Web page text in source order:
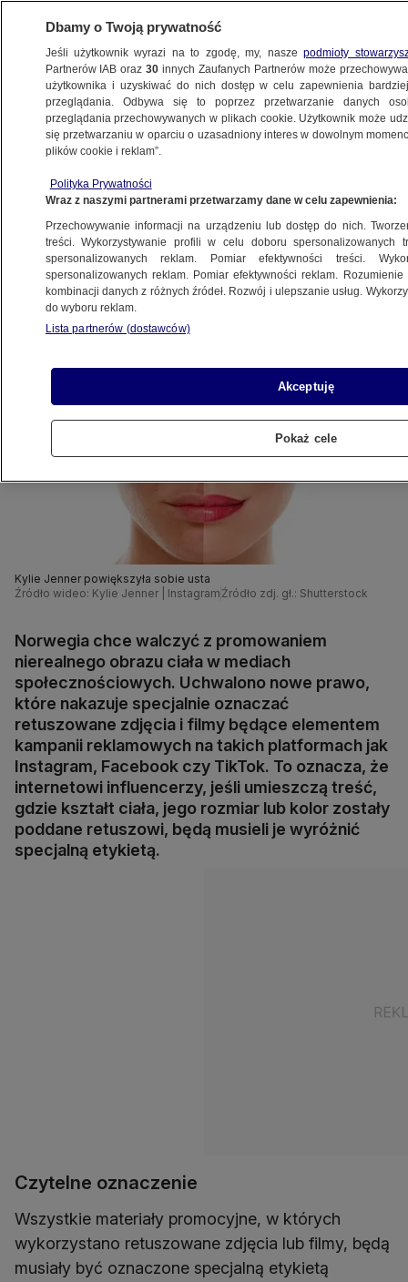
BIZNES
NAJNOWSZE
retuszowanych zdjęć w mediach
społecznościowych
2.07.2021, 20:22
Udostępnij
Kylie Jenner powiększyła sobie usta
Źródło wideo: Kylie Jenner | Instagram Źródło zdj. gł.: Shutterstock
Norwegia chce walczyć z promowaniem
nierealnego obrazu ciała w mediach
społecznościowych. Uchwalono nowe prawo,
które nakazuje specjalnie oznaczać
retuszowane zdjęcia i filmy będące elementem
kampanii reklamowych na takich platformach jak
Instagram, Facebook czy TikTok. To oznacza, że
internetowi influencerzy, jeśli umieszczą treść,
gdzie kształt ciała, jego rozmiar lub kolor zostały
poddane retuszowi, będą musieli je wyróżnić
specjalną etykietą.
Czytelne oznaczenie
Wszystkie materiały promocyjne, w których
wykorzystano retuszowane zdjęcia lub filmy, będą
musiały być oznaczone specjalną etykietą
Dbamy o Twoją prywatność
Jeśli użytkownik wyrazi na to zgodę, my, naszepodmioty
Partnerów IAB oraz30 innych Zaufanych Partnerów może
użytkownika i uzyskiwać do nich dostęp w celu zapewnienia
przeglądania. Odbywa się to poprzez przetwarzanie danych
przeglądania przechowywanych w plikach cookie. Użytkownik może
się przetwarzaniu w oparciu o uzasadniony interes w dowolnym
plików cookie i reklam”.
Polityka Prywatności
Wraz z naszymi partnerami przetwarzamy dane w celu zapewnienia:
Przechowywanie informacji na urządzeniu lub dostęp do nich.
treści. Wykorzystywanie profili w celu doboru spersonalizowanych
spersonalizowanych reklam. Pomiar efektywności treści.
spersonalizowanych reklam. Pomiar efektywności reklam.
kombinacji danych z różnych źródeł. Rozwój i ulepszanie usług.
do wyboru reklam.
Lista partnerów (dostawców)
Akceptuję
Pokaż cele